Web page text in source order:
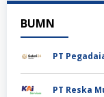
BUMN
PT
PT Reska